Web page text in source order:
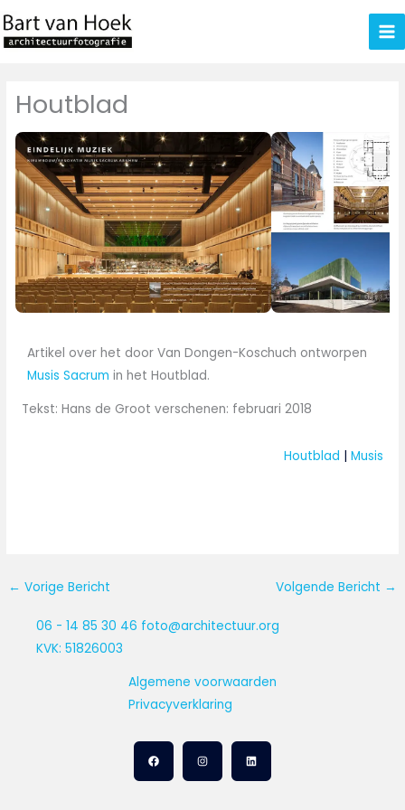
Ga
naar
Houtblad
Artikel over het door Van Dongen-Koschuch ontworpen
Musis Sacrum in het Houtblad.
Tekst: Hans de Groot verschenen: februari 2018
Houtblad | Musis
← Vorige Bericht Volgende Bericht →
06 - 14 85 30 46 foto@architectuur.org
KVK: 51826003
Algemene voorwaarden
Privacyverklaring